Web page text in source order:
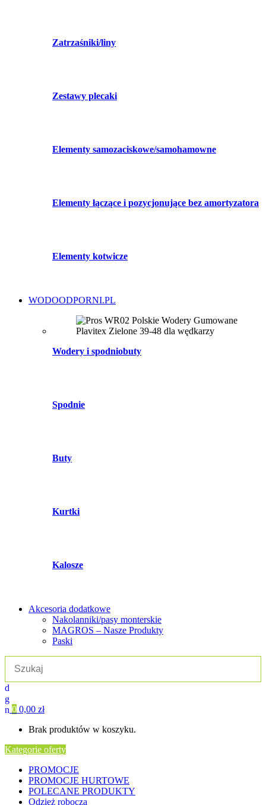
Zatrzaśniki/liny
Zestawy plecaki
Elementy samozaciskowe/samohamowne
Elementy łączące i pozycjonujące bez amortyzatora
Elementy kotwicze
WODOODPORNI.PL
Wodery i spodniobuty
Spodnie
Buty
Kurtki
Kalosze
Akcesoria dodatkowe
Nakolanniki/pasy monterskie
MAGROS – Nasze Produkty
Paski
0 0,00 zł
Brak produktów w koszyku.
Kategorie oferty
PROMOCJE
PROMOCJE HURTOWE
POLECANE PRODUKTY
Odzież robocza